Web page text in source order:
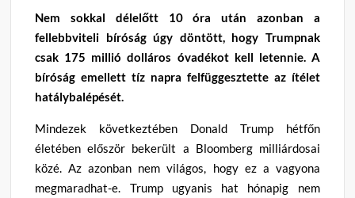
Nem sokkal délelőtt 10 óra után azonban a
fellebbviteli bíróság úgy döntött, hogy Trumpnak
csak 175 millió dolláros óvadékot kell letennie. A
bíróság emellett tíz napra felfüggesztette az ítélet
hatálybalépését.
Mindezek következtében Donald Trump hétfőn
életében először bekerült a Bloomberg milliárdosai
közé. Az azonban nem világos, hogy ez a vagyona
megmaradhat-e. Trump ugyanis hat hónapig nem